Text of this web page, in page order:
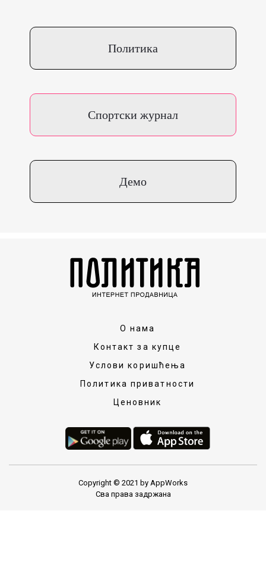
Политика
Спортски журнал
Демо
О нама
Контакт за купце
Услови коришћења
Политика приватности
Ценовник
Copyright © 2021 by AppWorks
Сва права задржана